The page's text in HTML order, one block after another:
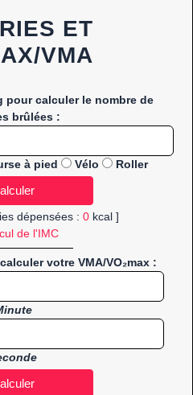
ET
VMA
pour calculer le nombre de
brûlées :
à pied Vélo Roller
dépensées : 0kcal ]
de l'IMC
votre VMA/VO₂max :